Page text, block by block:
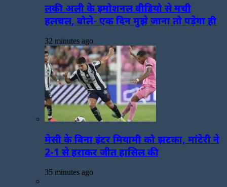
लकी अली के इमोशनल वीडियो से मची
हलचल, बोले- एक दिन मुझे जाना तो पड़ेगा ही
32 minutes ago
मेसी के बिना इंटर मियामी को झटका, मांटेरी ने
2-1 से हराकर जीत हासिल की
35 minutes ago